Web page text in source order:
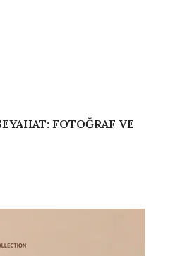
FOTOĞRAF VE